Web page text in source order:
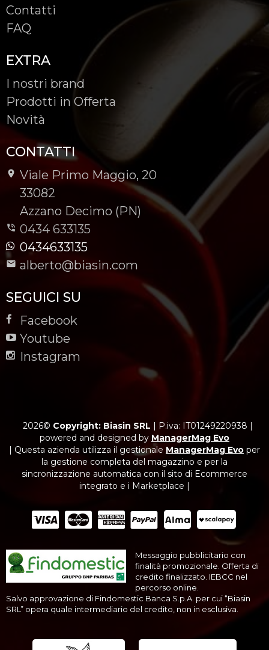
Contatti
FAQ
EXTRA
I nostri brand
Prodotti in Offerta
Novità
CONTATTI
Viale Primo Maggio, 20
-
33082
-
Azzano Decimo (PN)
0434 633135
0434633135
alberto@biasin.com
SEGUICI SU
Facebook
Youtube
Instagram
2026© Copyright: Biasin SRL | P.iva: IT01249220938 |
powered and designed by ManagerMag Evo
| Questa azienda utilizza il gestionale ManagerMag Evo per
la gestione completa del magazzino e per la
sincronizzazione automatica con il sito di Ecommerce
integrato e i Marketplace |
Messaggio pubblicitario con
finalità promozionale. Offerta di
credito finalizzato. IEBCC nel
percorso online.
Salvo approvazione di Findomestic Banca S.p.A. per cui “Biasin
SRL” opera quale intermediario del credito, non in esclusiva.